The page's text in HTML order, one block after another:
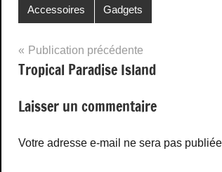
Accessoires Gadgets
Navigation
de
l’article
Publication précédente
Tropical Paradise Island
Laisser un commentaire
Votre adresse e-mail ne sera pas